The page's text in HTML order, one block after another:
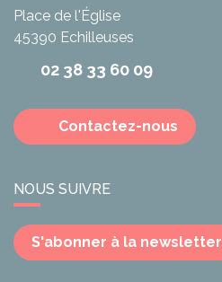
Place de l'Église
45390 Echilleuses
02 38 33 60 09
Contactez-nous
NOUS SUIVRE
S'abonner à la newsletter